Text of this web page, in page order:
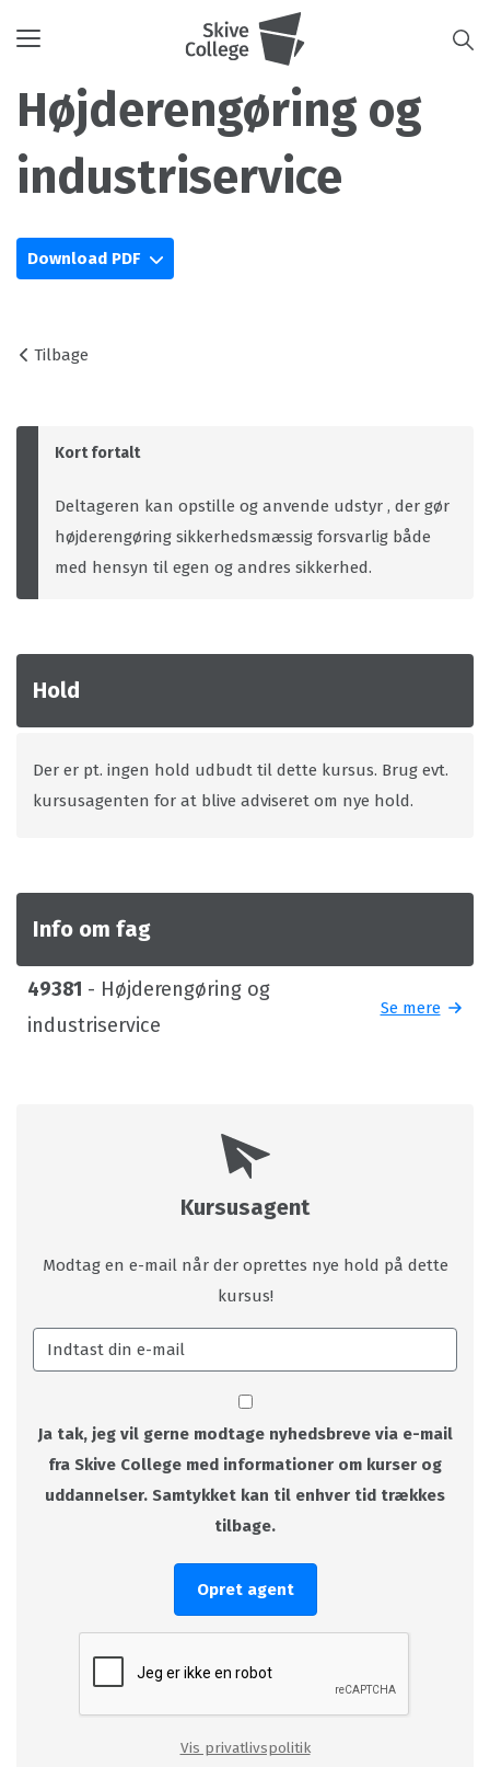
Toggle
Højderengøring og
industriservice
Download PDF
Tilbage
Kort fortalt
Deltageren kan opstille og anvende udstyr , der gør
højderengøring sikkerhedsmæssig forsvarlig både
med hensyn til egen og andres sikkerhed.
Hold
Der er pt. ingen hold udbudt til dette kursus. Brug evt.
kursusagenten for at blive adviseret om nye hold.
Info om fag
49381 - Højderengøring og
industriservice
Se mere
Kursusagent
Modtag en e-mail når der oprettes nye hold på dette
kursus!
Ja tak, jeg vil gerne modtage nyhedsbreve via e-mail
fra Skive College med informationer om kurser og
uddannelser. Samtykket kan til enhver tid trækkes
tilbage.
Opret agent
Vis privatlivspolitik